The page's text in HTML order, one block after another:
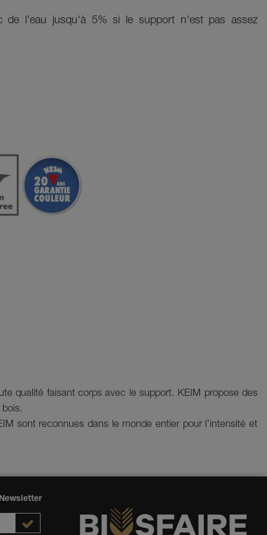
de l'eau jusqu'à 5% si le support n'est pas assez
qualité faisant corps avec le support. KEIM propose des
sont reconnues dans le monde entier pour l’intensité et